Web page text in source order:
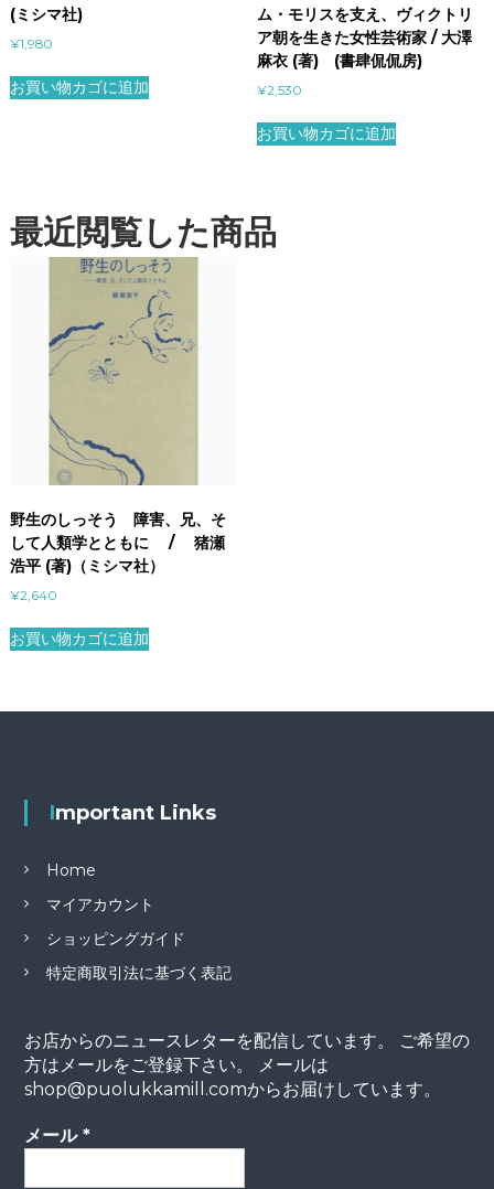
(ミシマ社)
¥1,980
お買い物カゴに追加
ム・モリスを支え、ヴィクトリ
ア朝を生きた女性芸術家 / 大澤
麻衣 (著) (書肆侃侃房)
¥2,530
お買い物カゴに追加
最近閲覧した商品
野生のしっそう 障害、兄、そ
して人類学とともに / 猪瀬
浩平 (著)（ミシマ社）
¥2,640
お買い物カゴに追加
Important Links
Home
マイアカウント
ショッピングガイド
特定商取引法に基づく表記
お店からのニュースレターを配信しています。 ご希望の
方はメールをご登録下さい。 メールは
shop@puolukkamill.comからお届けしています。
メール *